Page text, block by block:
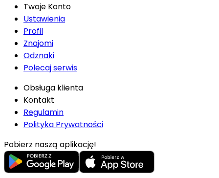
Twoje Konto
Ustawienia
Profil
Znajomi
Odznaki
Polecaj serwis
Obsługa klienta
Kontakt
Regulamin
Polityka Prywatności
Pobierz naszą aplikację!